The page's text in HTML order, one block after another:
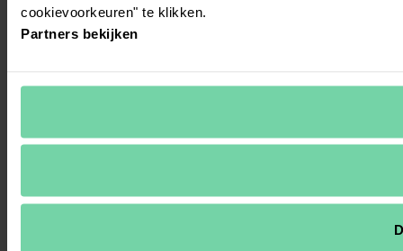
cookievoorkeuren" te klikken.
Partners bekijken